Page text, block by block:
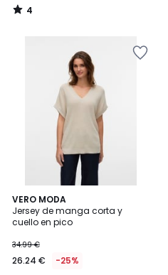
4
/
VERO MODA
Jersey de manga corta y
cuello en pico
34.99 €
26.24 € -25%